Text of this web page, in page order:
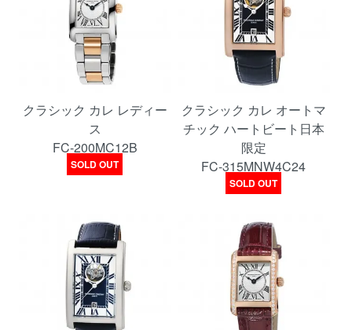
クラシック カレ レディー
ス
FC-200MC12B
SOLD OUT
クラシック カレ オートマ
チック ハートビート日本
限定
FC-315MNW4C24
SOLD OUT